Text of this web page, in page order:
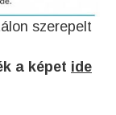
szerepelt
a képet ide